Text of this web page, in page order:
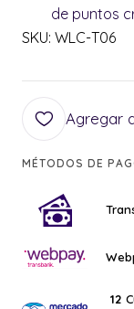
de puntos
SKU: WLC-T06
Agregar
MÉTODOS DE
12